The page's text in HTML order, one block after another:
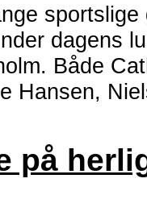
sportslige
dagens
Både
Hansen,
på